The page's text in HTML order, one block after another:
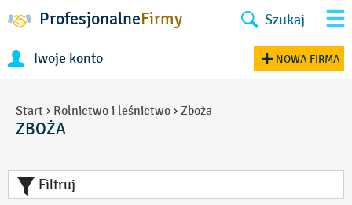
ProfesjonalneFirmy Szukaj
Twoje konto NOWA FIRMA
Start › Rolnictwo i leśnictwo › Zboża
ZBOŻA
Filtruj